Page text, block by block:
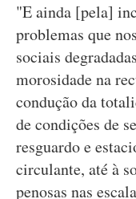
"E ainda [pela]
problemas que
sociais
morosidade na
condução da
de condições de
resguardo e
circulante, até à
penosas nas